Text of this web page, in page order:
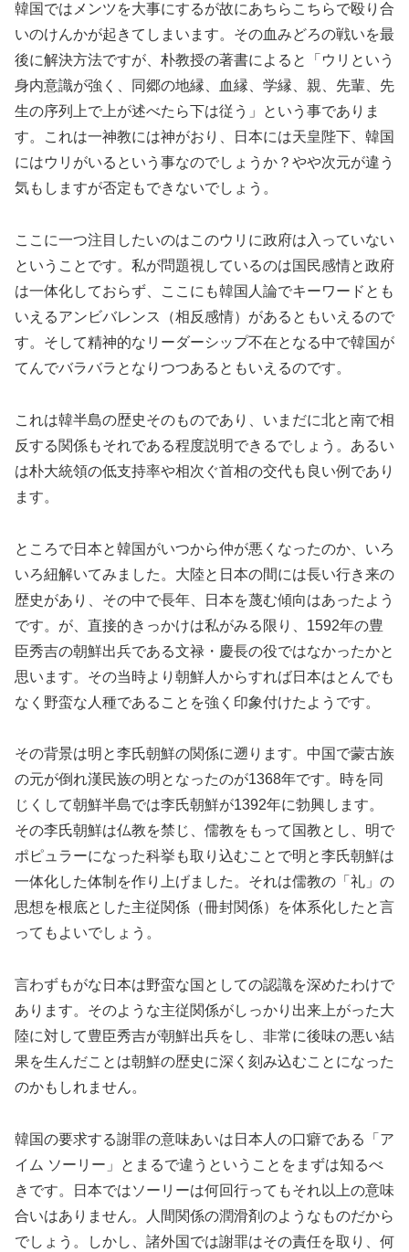
韓国ではメンツを大事にするが故にあちらこちらで殴り合
いのけんかが起きてしまいます。その血みどろの戦いを最
後に解決方法ですが、朴教授の著書によると「ウリという
身内意識が強く、同郷の地縁、血縁、学縁、親、先輩、先
生の序列上で上が述べたら下は従う」という事でありま
す。これは一神教には神がおり、日本には天皇陛下、韓国
にはウリがいるという事なのでしょうか？やや次元が違う
気もしますが否定もできないでしょう。
ここに一つ注目したいのはこのウリに政府は入っていない
ということです。私が問題視しているのは国民感情と政府
は一体化しておらず、ここにも韓国人論でキーワードとも
いえるアンビバレンス（相反感情）があるともいえるので
す。そして精神的なリーダーシップ不在となる中で韓国が
てんでバラバラとなりつつあるともいえるのです。
これは韓半島の歴史そのものであり、いまだに北と南で相
反する関係もそれである程度説明できるでしょう。あるい
は朴大統領の低支持率や相次ぐ首相の交代も良い例であり
ます。
ところで日本と韓国がいつから仲が悪くなったのか、いろ
いろ紐解いてみました。大陸と日本の間には長い行き来の
歴史があり、その中で長年、日本を蔑む傾向はあったよう
です。が、直接的きっかけは私がみる限り、1592年の豊
臣秀吉の朝鮮出兵である文禄・慶長の役ではなかったかと
思います。その当時より朝鮮人からすれば日本はとんでも
なく野蛮な人種であることを強く印象付けたようです。
その背景は明と李氏朝鮮の関係に遡ります。中国で蒙古族
の元が倒れ漢民族の明となったのが1368年です。時を同
じくして朝鮮半島では李氏朝鮮が1392年に勃興します。
その李氏朝鮮は仏教を禁じ、儒教をもって国教とし、明で
ポピュラーになった科挙も取り込むことで明と李氏朝鮮は
一体化した体制を作り上げました。それは儒教の「礼」の
思想を根底とした主従関係（冊封関係）を体系化したと言
ってもよいでしょう。
言わずもがな日本は野蛮な国としての認識を深めたわけで
あります。そのような主従関係がしっかり出来上がった大
陸に対して豊臣秀吉が朝鮮出兵をし、非常に後味の悪い結
果を生んだことは朝鮮の歴史に深く刻み込むことになった
のかもしれません。
韓国の要求する謝罪の意味あいは日本人の口癖である「ア
イム ソーリー」とまるで違うということをまずは知るべ
きです。日本ではソーリーは何回行ってもそれ以上の意味
合いはありません。人間関係の潤滑剤のようなものだから
でしょう。しかし、諸外国では謝罪はその責任を取り、何